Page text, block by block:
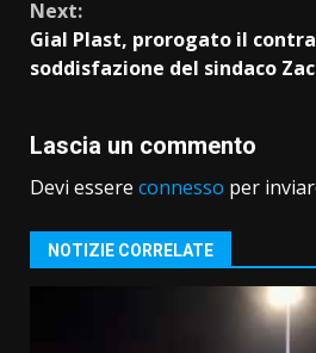
Next:
Gial Plast, prorogato il
soddisfazione del sindaco
Lascia un commento
Devi essere connesso per
NOTIZIE CORRELATE